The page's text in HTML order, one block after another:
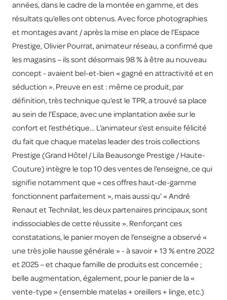
années, dans le cadre de la montée en gamme, et des
résultats qu’elles ont obtenus. Avec force photographies
et montages avant / après la mise en place de l’Espace
Prestige, Olivier Pourrat, animateur réseau, a confirmé que
les magasins – ils sont désormais 98 % à être au nouveau
concept - avaient bel-et-bien « gagné en attractivité et en
séduction ». Preuve en est : même ce produit, par
définition, très technique qu’est le TPR, a trouvé sa place
au sein de l’Espace, avec une implantation axée sur le
confort et l’esthétique… L’animateur s’est ensuite félicité
du fait que chaque matelas leader des trois collections
Prestige (Grand Hôtel / Lila Beausonge Prestige / Haute-
Couture) intègre le top 10 des ventes de l’enseigne, ce qui
signifie notamment que « ces offres haut-de-gamme
fonctionnent parfaitement », mais aussi qu’ « André
Renaut et Technilat, les deux partenaires principaux, sont
indissociables de cette réussite ». Renforçant ces
constatations, le panier moyen de l’enseigne a observé «
une très jolie hausse générale » - à savoir + 13 % entre 2022
et 2025 – et chaque famille de produits est concernée ;
belle augmentation, également, pour le panier de la «
vente-type » (ensemble matelas + oreillers + linge, etc.)